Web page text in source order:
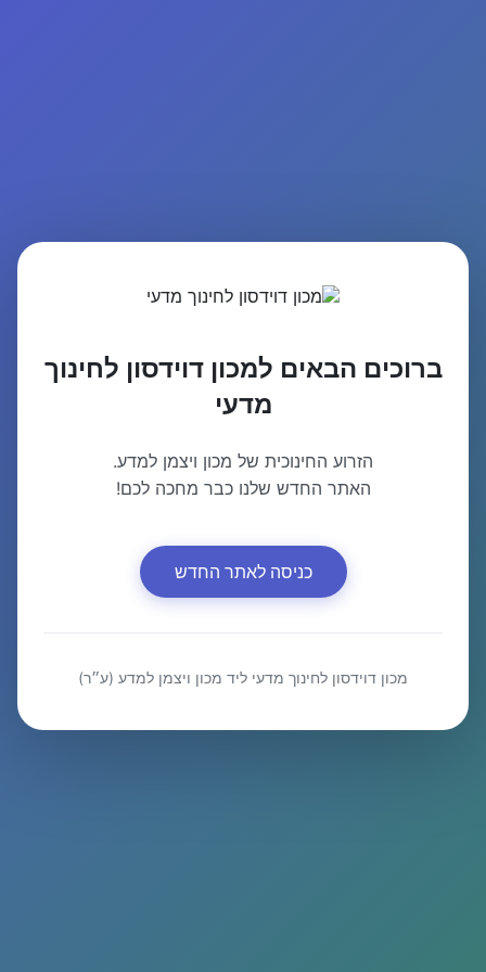
ברוכים הבאים למכון דוידסון לחינוך
מדעי
הזרוע החינוכית של מכון ויצמן למדע.
האתר החדש שלנו כבר מחכה לכם!
כניסה לאתר החדש
מכון דוידסון לחינוך מדעי ליד מכון ויצמן למדע (ע״ר)